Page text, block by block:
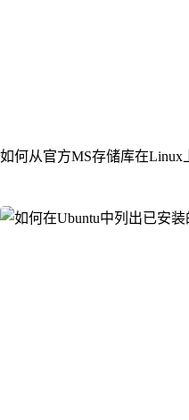
如何从官方MS存储库在Linux